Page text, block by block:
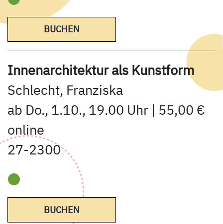
BUCHEN
Innenarchitektur als Kunstform
Schlecht, Franziska
ab Do., 1.10., 19.00 Uhr | 55,00 €
online
27-2300
BUCHEN